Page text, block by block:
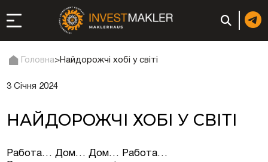
в Італії
та супутні
Головна>Найдорожчі хобі у світі
3 Січня 2024
НАЙДОРОЖЧІ ХОБІ У СВІТІ
Работа… Дом… Дом… Работа…